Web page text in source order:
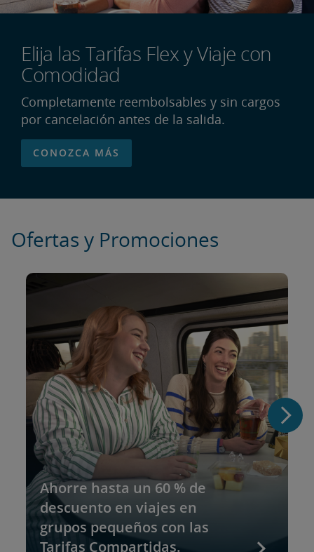
Elija las Tarifas Flex y Viaje con
Comodidad
Completamente reembolsables y sin cargos
por cancelación antes de la salida.
CONOZCA MÁS
Ofertas y Promociones
Ahorre hasta un 60 % de
descuento en viajes en
grupos pequeños con las
Tarifas Compartidas.